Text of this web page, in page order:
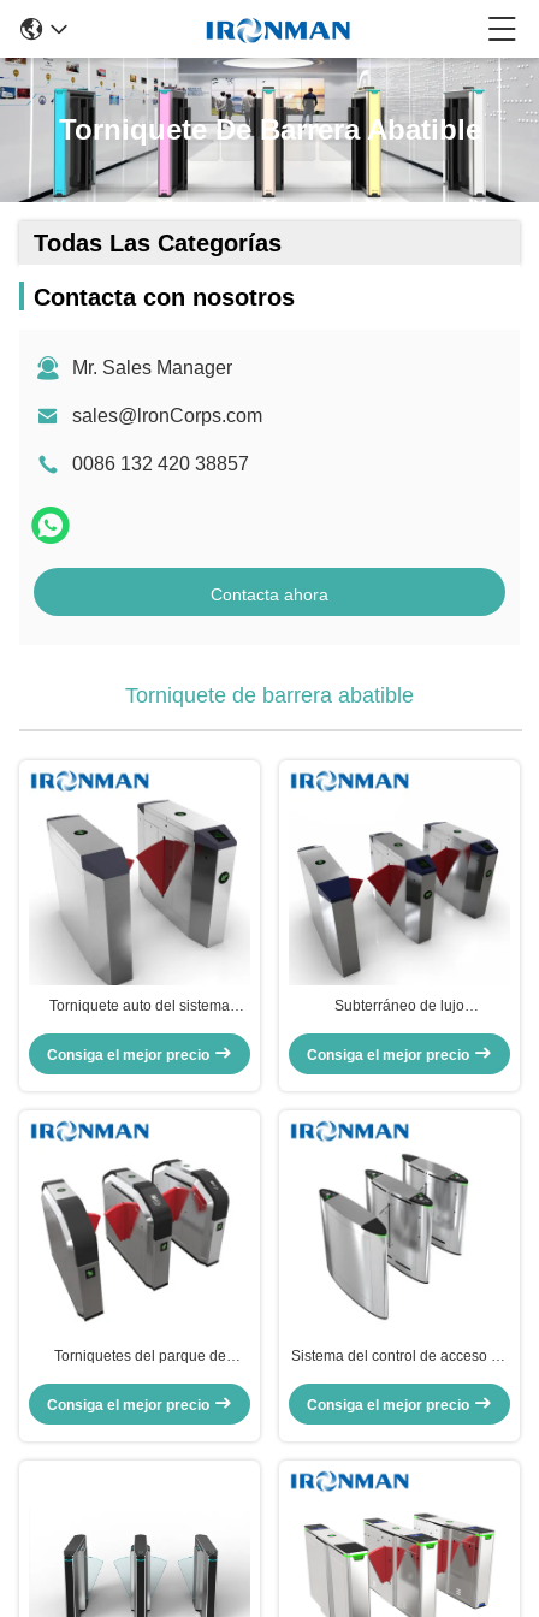
Torniquete De Barrera Abatible
Todas Las Categorías
Contacta con nosotros
Mr. Sales Manager
sales@lronCorps.com
0086 132 420 38857
Contacta ahora
Torniquete de barrera abatible
Torniquete auto del sistema
del torniquete de la barrera de la
aleta
Consiga el mejor precio
Subterráneo de lujo
de Tickeing RFID para la salida
del subterráneo
Consiga el mejor precio
Torniquetes del parque de
de la barrera de la aleta vida de
servicio de 5000000 veces
Consiga el mejor precio
Sistema del control de acceso de
barrera de la aleta de AISI
SUS304
Consiga el mejor precio